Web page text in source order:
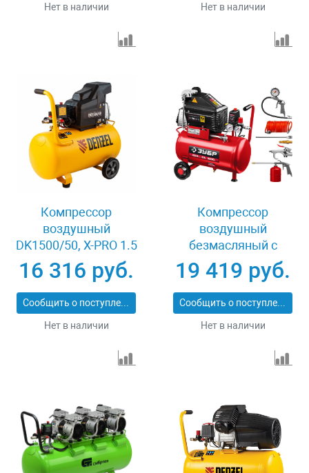
Нет в наличии Нет в наличии
Компрессор
воздушный
DK1500/50, Х-PRO 1.5
кВт, 230 л/мин, 50 л
Denzel 58064
16 316 руб.
Сообщить о поступлении
Нет в наличии
Компрессор
воздушный
безмасляный с
набором аксессуаров
Зубр КП-200-24 Н6
19 419 руб.
Сообщить о поступлении
Нет в наличии